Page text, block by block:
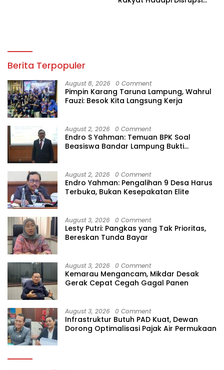
Berita Terpopuler
August 8, 2026 0 Comment
Pimpin Karang Taruna Lampung, Wahrul
Fauzi: Besok Kita Langsung Kerja
August 2, 2026 0 Comment
Endro S Yahman: Temuan BPK Soal
Beasiswa Bandar Lampung Bukti
August 2, 2026 0 Comment
Endro Yahman: Pengalihan 9 Desa Harus
Terbuka, Bukan Kesepakatan Elite
August 3, 2026 0 Comment
Lesty Putri: Pangkas yang Tak Prioritas,
Bereskan Tunda Bayar
August 3, 2026 0 Comment
Kemarau Mengancam, Mikdar Desak
Gerak Cepat Cegah Gagal Panen
August 3, 2026 0 Comment
Infrastruktur Butuh PAD Kuat, Dewan
Dorong Optimalisasi Pajak Air Permukaan